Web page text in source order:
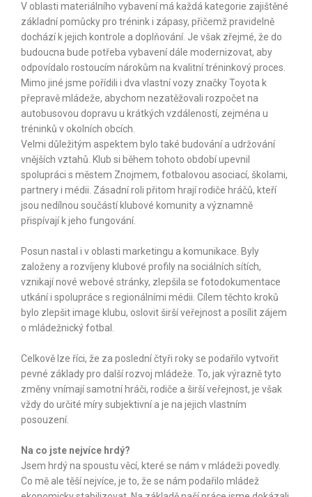
V oblasti materiálního vybavení má každá kategorie zajištěné
základní pomůcky pro trénink i zápasy, přičemž pravidelně
dochází k jejich kontrole a doplňování. Je však zřejmé, že do
budoucna bude potřeba vybavení dále modernizovat, aby
odpovídalo rostoucím nárokům na kvalitní tréninkový proces.
Mimo jiné jsme pořídili i dva vlastní vozy značky Toyota k
přepravě mládeže, abychom nezatěžovali rozpočet na
autobusovou dopravu u krátkých vzdáleností, zejména u
tréninků v okolních obcích.
Velmi důležitým aspektem bylo také budování a udržování
vnějších vztahů. Klub si během tohoto období upevnil
spolupráci s městem Znojmem, fotbalovou asociací, školami,
partnery i médii. Zásadní roli přitom hrají rodiče hráčů, kteří
jsou nedílnou součástí klubové komunity a významně
přispívají k jeho fungování.
Posun nastal i v oblasti marketingu a komunikace. Byly
založeny a rozvíjeny klubové profily na sociálních sítích,
vznikají nové webové stránky, zlepšila se fotodokumentace
utkání i spolupráce s regionálními médii. Cílem těchto kroků
bylo zlepšit image klubu, oslovit širší veřejnost a posílit zájem
o mládežnický fotbal.
Celkově lze říci, že za poslední čtyři roky se podařilo vytvořit
pevné základy pro další rozvoj mládeže. To, jak výrazně tyto
změny vnímají samotní hráči, rodiče a širší veřejnost, je však
vždy do určité míry subjektivní a je na jejich vlastním
posouzení.
Na co jste nejvíce hrdý?
Jsem hrdý na spoustu věcí, které se nám v mládeži povedly.
Co mě ale těší nejvíce, je to, že se nám podařilo mládež